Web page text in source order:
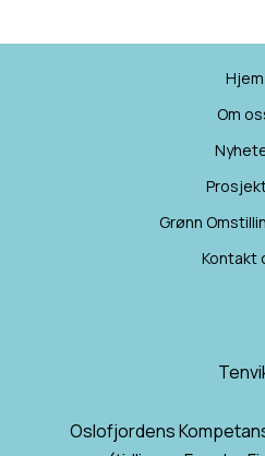
Hjem
Om
Grønn
Kontakt
Oslofjordens